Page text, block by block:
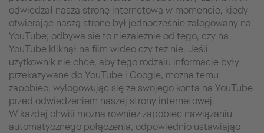
odwiedzał naszą stronę internetową w momencie, kiedy
otwierając naszą stronę był jednocześnie zalogowany na
YouTube; odbywa się to niezależnie od tego, czy na
YouTube kliknął na film wideo czy też nie. Jeśli
użytkownik nie chce, aby tego rodzaju informacje były
przekazywane do YouTube i Google, można temu
zapobiec, wylogowując się ze swojego konta na YouTube
przed odwiedzeniem naszej strony internetowej.
W każdej chwili można również zapobiec nawiązaniu
automatycznego połączenia, odpowiednio ustawiając